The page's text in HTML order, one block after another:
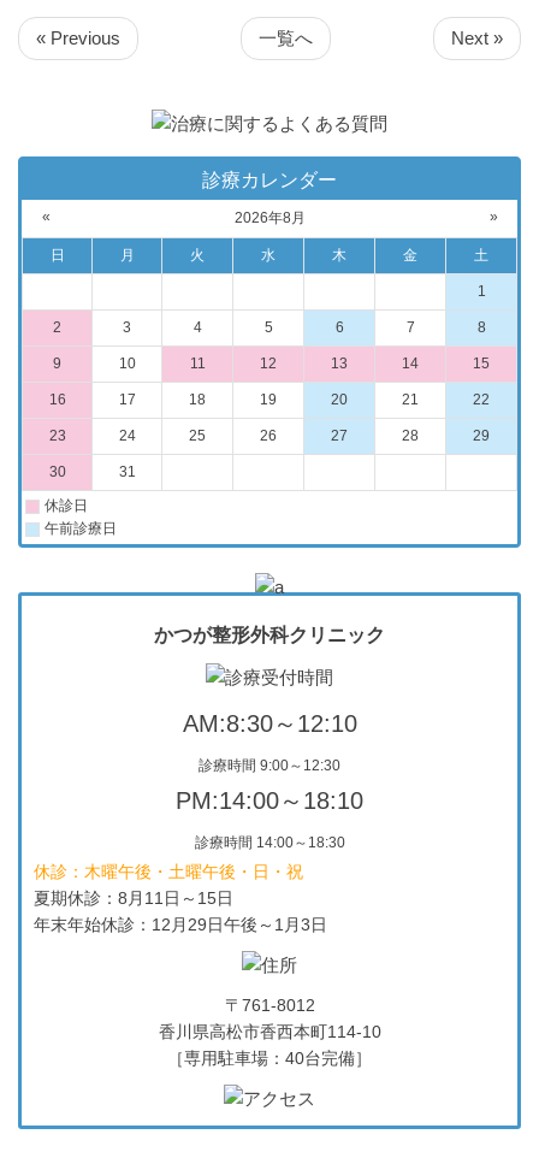
« Previous 一覧へ Next »
診療カレンダー
« 2026年8月 »
日 月 火 水 木 金 土
1
2 3 4 5 6 7 8
9 10 11 12 13 14 15
16 17 18 19 20 21 22
23 24 25 26 27 28 29
30
31
休診日
午前診療日
かつが整形外科クリニック
AM:8:30～12:10
診療時間 9:00～12:30
PM:14:00～18:10
診療時間 14:00～18:30
休診：木曜午後・土曜午後・日・祝
夏期休診：8月11日～15日
年末年始休診：12月29日午後～1月3日
〒761-8012
香川県高松市香西本町114-10
［専用駐車場：40台完備］